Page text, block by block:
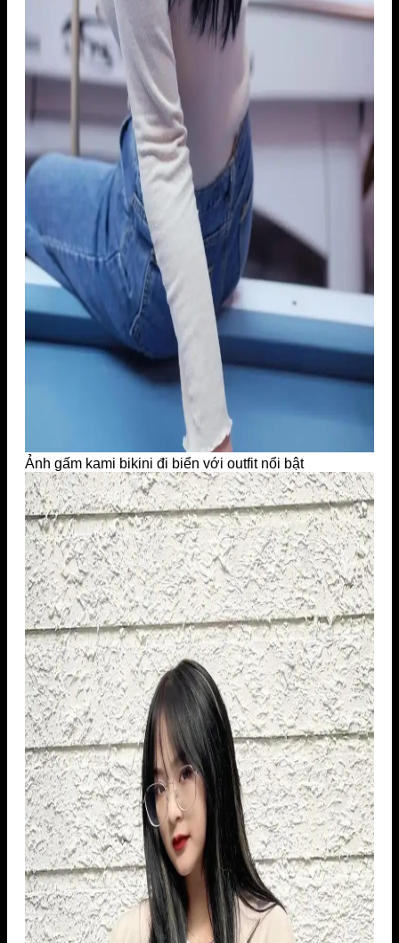
Ảnh gấm kami bikini đi biển với outfit nổi bật